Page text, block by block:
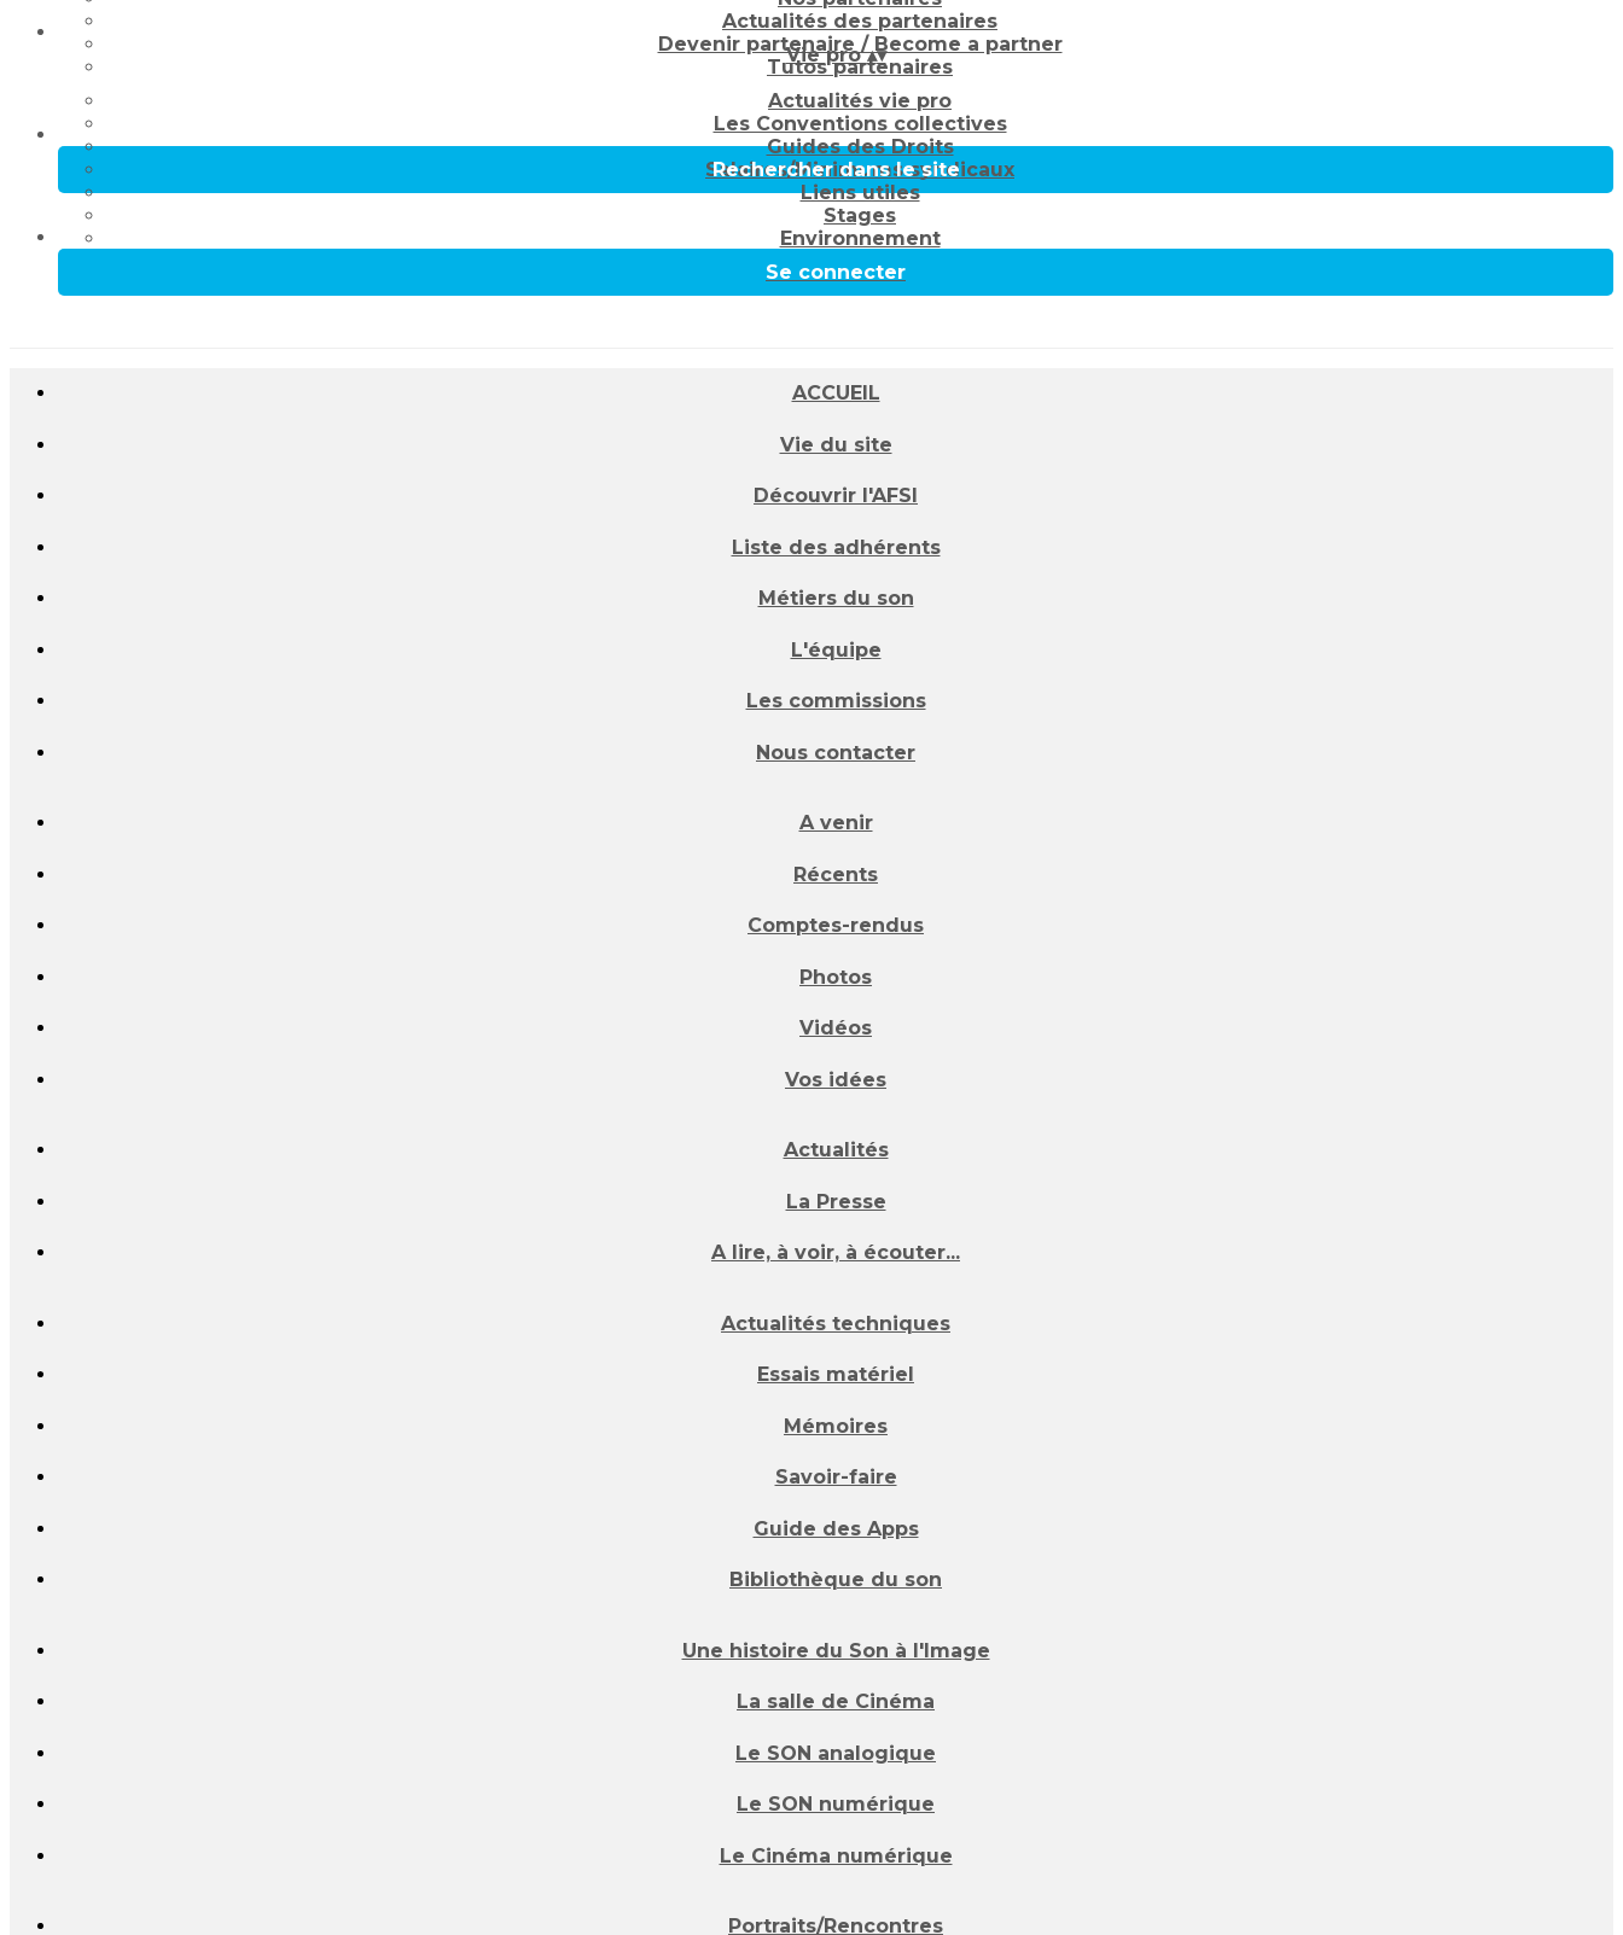
Actualités des partenaires
Devenir partenaire / Become a partner
Tutos partenaires
Vie pro▴▾
Actualités vie pro
Les Conventions collectives
Guides des Droits
Salaires/Minimums syndicaux
Liens utiles
Stages
Environnement
Rechercher dans le site
Se connecter
ACCUEIL
Vie du site
Découvrir l'AFSI
Liste des adhérents
Métiers du son
L'équipe
Les commissions
Nous contacter
A venir
Récents
Comptes-rendus
Photos
Vidéos
Vos idées
Actualités
La Presse
A lire, à voir, à écouter...
Actualités techniques
Essais matériel
Mémoires
Savoir-faire
Guide des Apps
Bibliothèque du son
Une histoire du Son à l'Image
La salle de Cinéma
Le SON analogique
Le SON numérique
Le Cinéma numérique
Portraits/Rencontres